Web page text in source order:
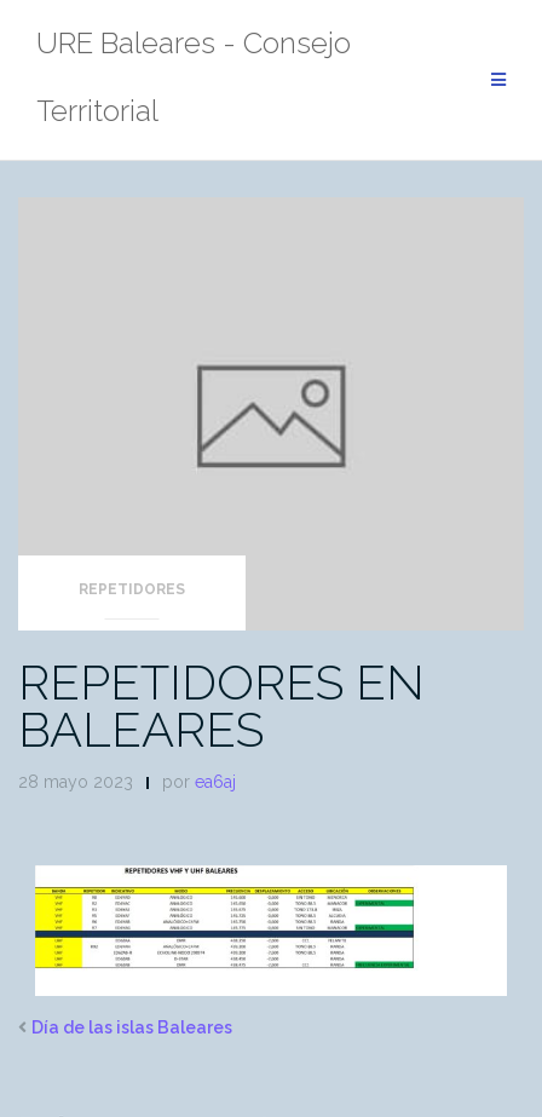
URE Baleares - Consejo
Territorial
REPETIDORES
REPETIDORES EN
BALEARES
28 mayo 2023 por ea6aj
Día de las islas Baleares